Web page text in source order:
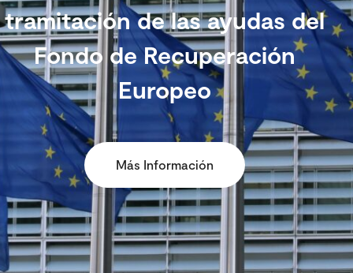
tramitación de las ayudas del
Fondo de Recuperación
Europeo
Más Información